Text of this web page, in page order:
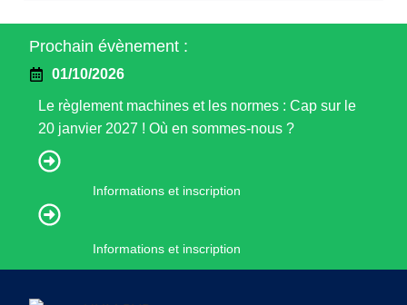
Prochain évènement :
01/10/2026
Le règlement machines et les normes : Cap sur le
20 janvier 2027 ! Où en sommes-nous ?
Informations et inscription
Informations et inscription